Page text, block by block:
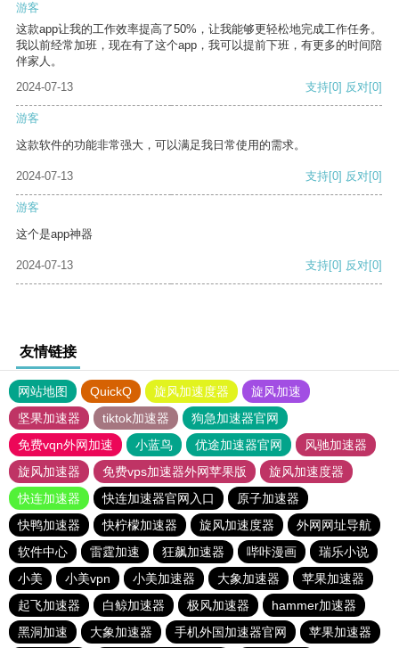
游客
这款app让我的工作效率提高了50%，让我能够更轻松地完成工作任务。
我以前经常加班，现在有了这个app，我可以提前下班，有更多的时间陪
伴家人。
2024-07-13
支持[0] 反对[0]
游客
这款软件的功能非常强大，可以满足我日常使用的需求。
2024-07-13 支持[0] 反对[0]
游客
这个是app神器
2024-07-13 支持[0] 反对[0]
友情链接
网站地图 QuickQ 旋风加速度器
旋风加速
坚果加速器
tiktok加速器
狗急加速器官网
免费vqn外网加速
小蓝鸟 优途加速器官网
风驰加速器
旋风加速器
免费vps加速器外网苹果版
旋风加速度器
快连加速器
快连加速器官网入口
原子加速器
快鸭加速器
快柠檬加速器 旋风加速度器
外网网址导航
软件中心
雷霆加速 狂飙加速器 哔咔漫画
瑞乐小说
小美
小美vpn 小美加速器 大象加速器
苹果加速器
起飞加速器
白鲸加速器 极风加速器
hammer加速器
黑洞加速
大象加速器 手机外国加速器官网 苹果加速器